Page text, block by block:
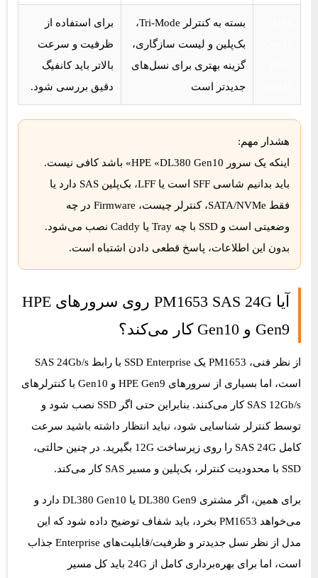
بسته به کنترلر Tri-Mode،
بک‌پلین و لیست سازگاری،
گزینه بهتری برای نسل‌های
جدیدتر است
برای استفاده از
ظرفیت و سرعت
بالاتر باید کانفیگ
دقیق بررسی شود.
هشدار مهم:
اینکه یک سرور HPE «DL380 Gen10» باشد کافی نیست.
باید بدانیم شاسی SFF است یا LFF، بک‌پلین SAS دارد یا
فقط SATA/NVMe، کنترلر چیست، Firmware در چه
وضعیتی است و SSD با چه Tray یا Caddy نصب می‌شود.
بدون این اطلاعات، پاسخ قطعی دادن اشتباه است.
آیا PM1653 SAS 24G روی سرورهای HPE
Gen9 و Gen10 کار می‌کند؟
از نظر فنی، PM1653 یک SSD Enterprise با رابط SAS 24Gb/s
است، اما بسیاری از سرورهای HPE Gen9 و Gen10 با کنترلرهای
SAS 12Gb/s کار می‌کنند. بنابراین حتی اگر SSD نصب شود و
توسط کنترلر شناسایی شود، نباید انتظار داشته باشید سرعت
کامل SAS 24G را روی زیرساخت 12G بگیرید. در چنین حالتی،
SSD با محدودیت کنترلر، بک‌پلین و مسیر SAS کار می‌کند.
برای همین، اگر مشتری DL380 Gen9 یا DL380 Gen10 دارد و
می‌خواهد PM1653 بخرد، باید شفاف توضیح داده شود که این
مدل از نظر نسل جدیدتر و ظرفیت/قابلیت‌های Enterprise جذاب
است، اما برای بهره‌برداری کامل از 24G باید کل مسیر